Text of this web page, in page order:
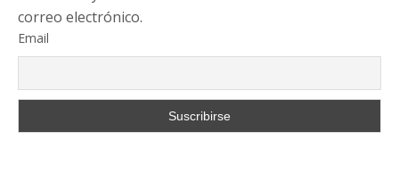
correo electrónico.
Email